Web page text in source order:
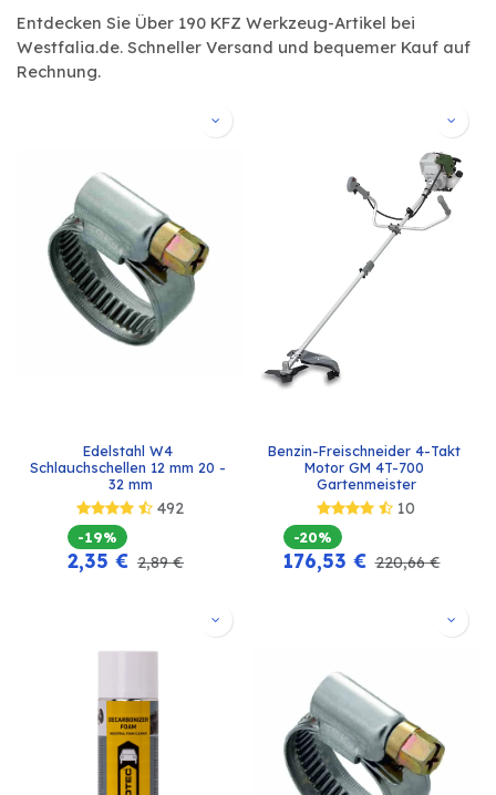
Entdecken Sie Über 190 KFZ Werkzeug-Artikel bei
Westfalia.de. Schneller Versand und bequemer Kauf auf
Rechnung.
Edelstahl W4
Schlauchschellen 12 mm 20 -
32 mm
492
-19%
2,35 € 2,89€
Benzin-Freischneider 4-Takt
Motor GM 4T-700
Gartenmeister
10
-20%
176,53 € 220,66€